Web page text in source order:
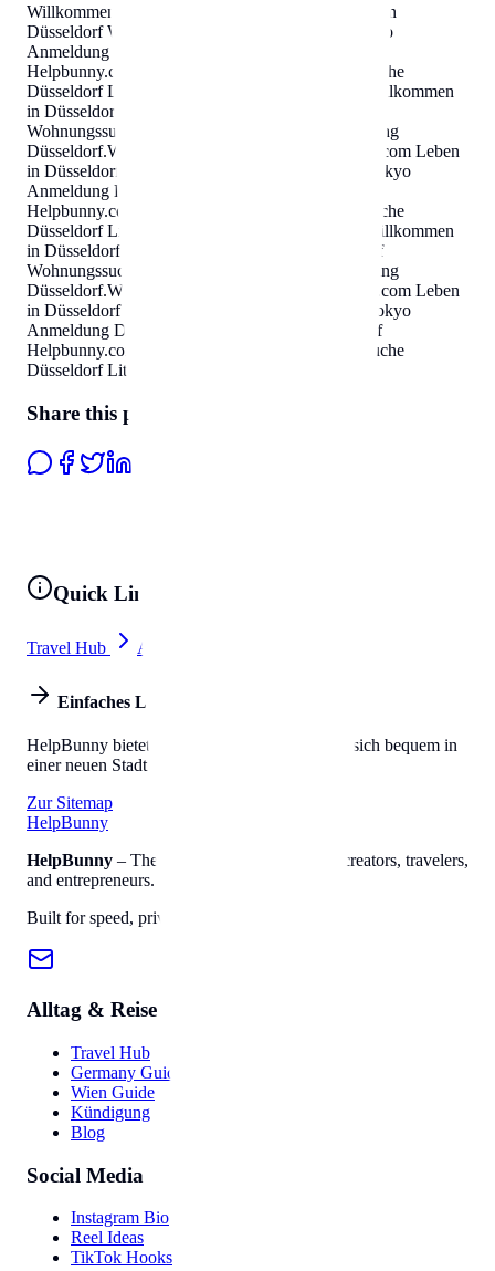
Willkommen in Düsseldorf
Leben in
Düsseldorf Wohnungssuche Düsseldorf Little Tokyo
Anmeldung Düsseldorf
Helpbunny.com
Leben in Düsseldorf Wohnungssuche
Düsseldorf Little Tokyo Anmeldung Düsseldorf
Willkommen
in Düsseldorf
Wohnungssuche Düsseldorf Little Tokyo Anmeldung
Düsseldorf.Willkommen in Düsseldorf Helpbunny.com Leben
in Düsseldorf Wohnungssuche Düsseldorf Little Tokyo
Anmeldung Düsseldorf
Helpbunny.com
Leben in Düsseldorf Wohnungssuche
Düsseldorf Little Tokyo Anmeldung Düsseldorf
Willkommen
in Düsseldorf
Leben in Düsseldorf
Wohnungssuche Düsseldorf Little Tokyo Anmeldung
Düsseldorf.Willkommen in Düsseldorf Helpbunny.com Leben
in Düsseldorf Wohnungssuche Düsseldorf Little Tokyo
Anmeldung Düsseldorf
Willkommen in Düsseldorf
Helpbunny.com
Leben in Düsseldorf Wohnungssuche
Düsseldorf Little Tokyo Anmeldung Düsseldorf
Share this page
Quick Links
Travel Hub All Tools
Einfaches Leben
HelpBunny bietet alles, was Sie brauchen, um sich bequem in
einer neuen Stadt einzuleben.
Zur Sitemap
HelpBunny
HelpBunny – The ultimate digital toolkit for creators, travelers,
and entrepreneurs.
Built for speed, privacy, and ease of use.
Alltag & Reise
Travel Hub
Germany Guide
Wien Guide
Kündigung
Blog
Social Media
Instagram Bio
Reel Ideas
TikTok Hooks